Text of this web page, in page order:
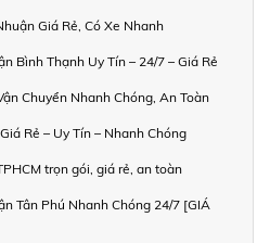
Giá Rẻ, Có Xe Nhanh
Bình Thạnh Uy Tín – 24/7 – Giá Rẻ
Chuyển Nhanh Chóng, An Toàn
Rẻ – Uy Tín – Nhanh Chóng
trọn gói, giá rẻ, an toàn
Tân Phú Nhanh Chóng 24/7 [GIÁ